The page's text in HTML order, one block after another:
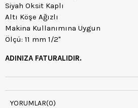
Siyah Oksit Kaplı
Altı Köşe Ağızlı
Makina Kullanımına Uygun
Ölçü: 11 mm 1/2"
ADINIZA FATURALIDIR.
YORUMLAR(0)